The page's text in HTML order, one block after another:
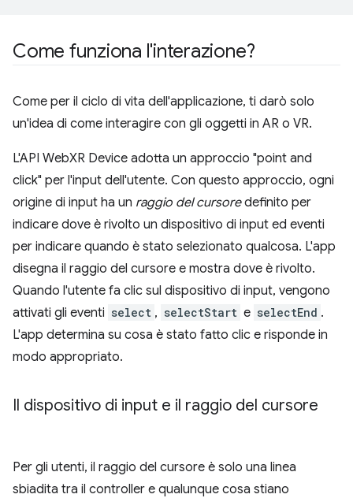
Come funziona l'interazione?
Come per il ciclo di vita dell'applicazione, ti darò solo
un'idea di come interagire con gli oggetti in AR o VR.
L'API WebXR Device adotta un approccio "point and
click" per l'input dell'utente. Con questo approccio, ogni
origine di input ha un raggio del cursoredefinito per
indicare dove è rivolto un dispositivo di input ed eventi
per indicare quando è stato selezionato qualcosa. L'app
disegna il raggio del cursore e mostra dove è rivolto.
Quando l'utente fa clic sul dispositivo di input, vengono
attivati gli eventi select , selectStart e selectEnd .
L'app determina su cosa è stato fatto clic e risponde in
modo appropriato.
Il dispositivo di input e il raggio del cursore
Per gli utenti, il raggio del cursore è solo una linea
sbiadita tra il controller e qualunque cosa stiano